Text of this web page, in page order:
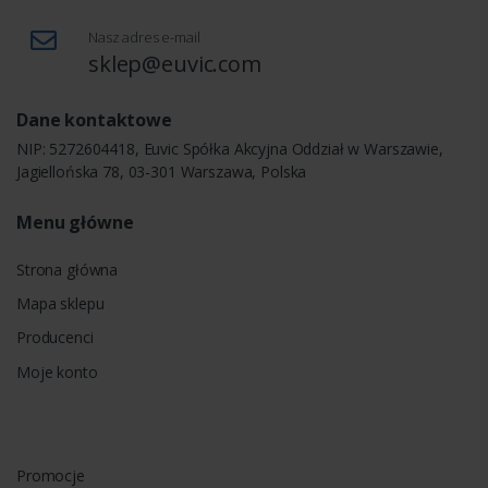
Nasz adres e-mail
sklep@euvic.com
Dane kontaktowe
NIP: 5272604418, Euvic Spółka Akcyjna Oddział w Warszawie,
Jagiellońska 78, 03-301 Warszawa, Polska
Menu główne
Strona główna
Mapa sklepu
Producenci
Moje konto
Promocje